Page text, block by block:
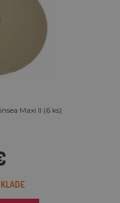
Maxi II (6 ks)